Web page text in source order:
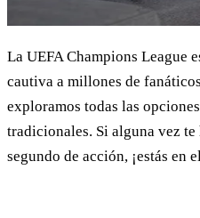
La UEFA Champions League
cautiva a millones de
exploramos todas las
tradicionales. Si alguna vez
segundo de acción, ¡estás en